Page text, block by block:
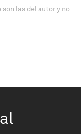
las del autor y no